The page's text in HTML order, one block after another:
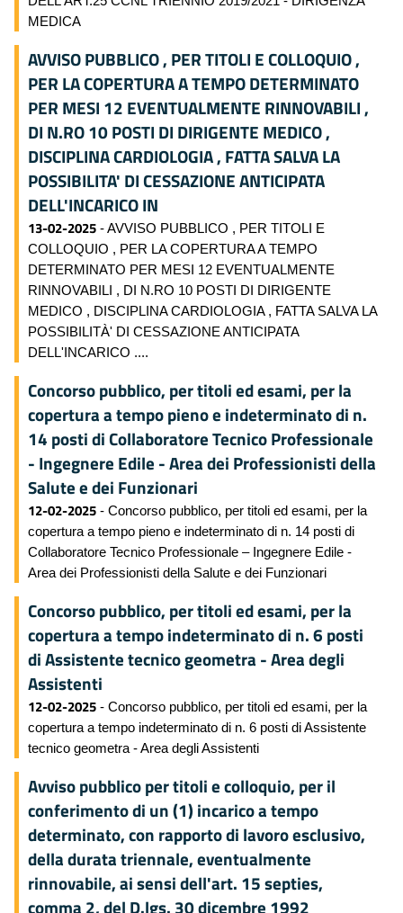
MEDICA
AVVISO PUBBLICO , PER TITOLI E COLLOQUIO ,
PER LA COPERTURA A TEMPO DETERMINATO
PER MESI 12 EVENTUALMENTE RINNOVABILI ,
DI N.RO 10 POSTI DI DIRIGENTE MEDICO ,
DISCIPLINA CARDIOLOGIA , FATTA SALVA LA
POSSIBILITA' DI CESSAZIONE ANTICIPATA
DELL'INCARICO IN
13-02-2025 - AVVISO PUBBLICO , PER TITOLI E
COLLOQUIO , PER LA COPERTURA A TEMPO
DETERMINATO PER MESI 12 EVENTUALMENTE
RINNOVABILI , DI N.RO 10 POSTI DI DIRIGENTE
MEDICO , DISCIPLINA CARDIOLOGIA , FATTA SALVA LA
POSSIBILITÀ' DI CESSAZIONE ANTICIPATA
DELL'INCARICO ....
Concorso pubblico, per titoli ed esami, per la
copertura a tempo pieno e indeterminato di n.
14 posti di Collaboratore Tecnico Professionale
- Ingegnere Edile - Area dei Professionisti della
Salute e dei Funzionari
12-02-2025 - Concorso pubblico, per titoli ed esami, per la
copertura a tempo pieno e indeterminato di n. 14 posti di
Collaboratore Tecnico Professionale – Ingegnere Edile -
Area dei Professionisti della Salute e dei Funzionari
Concorso pubblico, per titoli ed esami, per la
copertura a tempo indeterminato di n. 6 posti
di Assistente tecnico geometra - Area degli
Assistenti
12-02-2025 - Concorso pubblico, per titoli ed esami, per la
copertura a tempo indeterminato di n. 6 posti di Assistente
tecnico geometra - Area degli Assistenti
Avviso pubblico per titoli e colloquio, per il
conferimento di un (1) incarico a tempo
determinato, con rapporto di lavoro esclusivo,
della durata triennale, eventualmente
rinnovabile, ai sensi dell'art. 15 septies,
comma 2, del D.lgs. 30 dicembre 1992